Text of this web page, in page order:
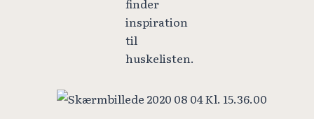
finder
inspiration
til
huskelisten.